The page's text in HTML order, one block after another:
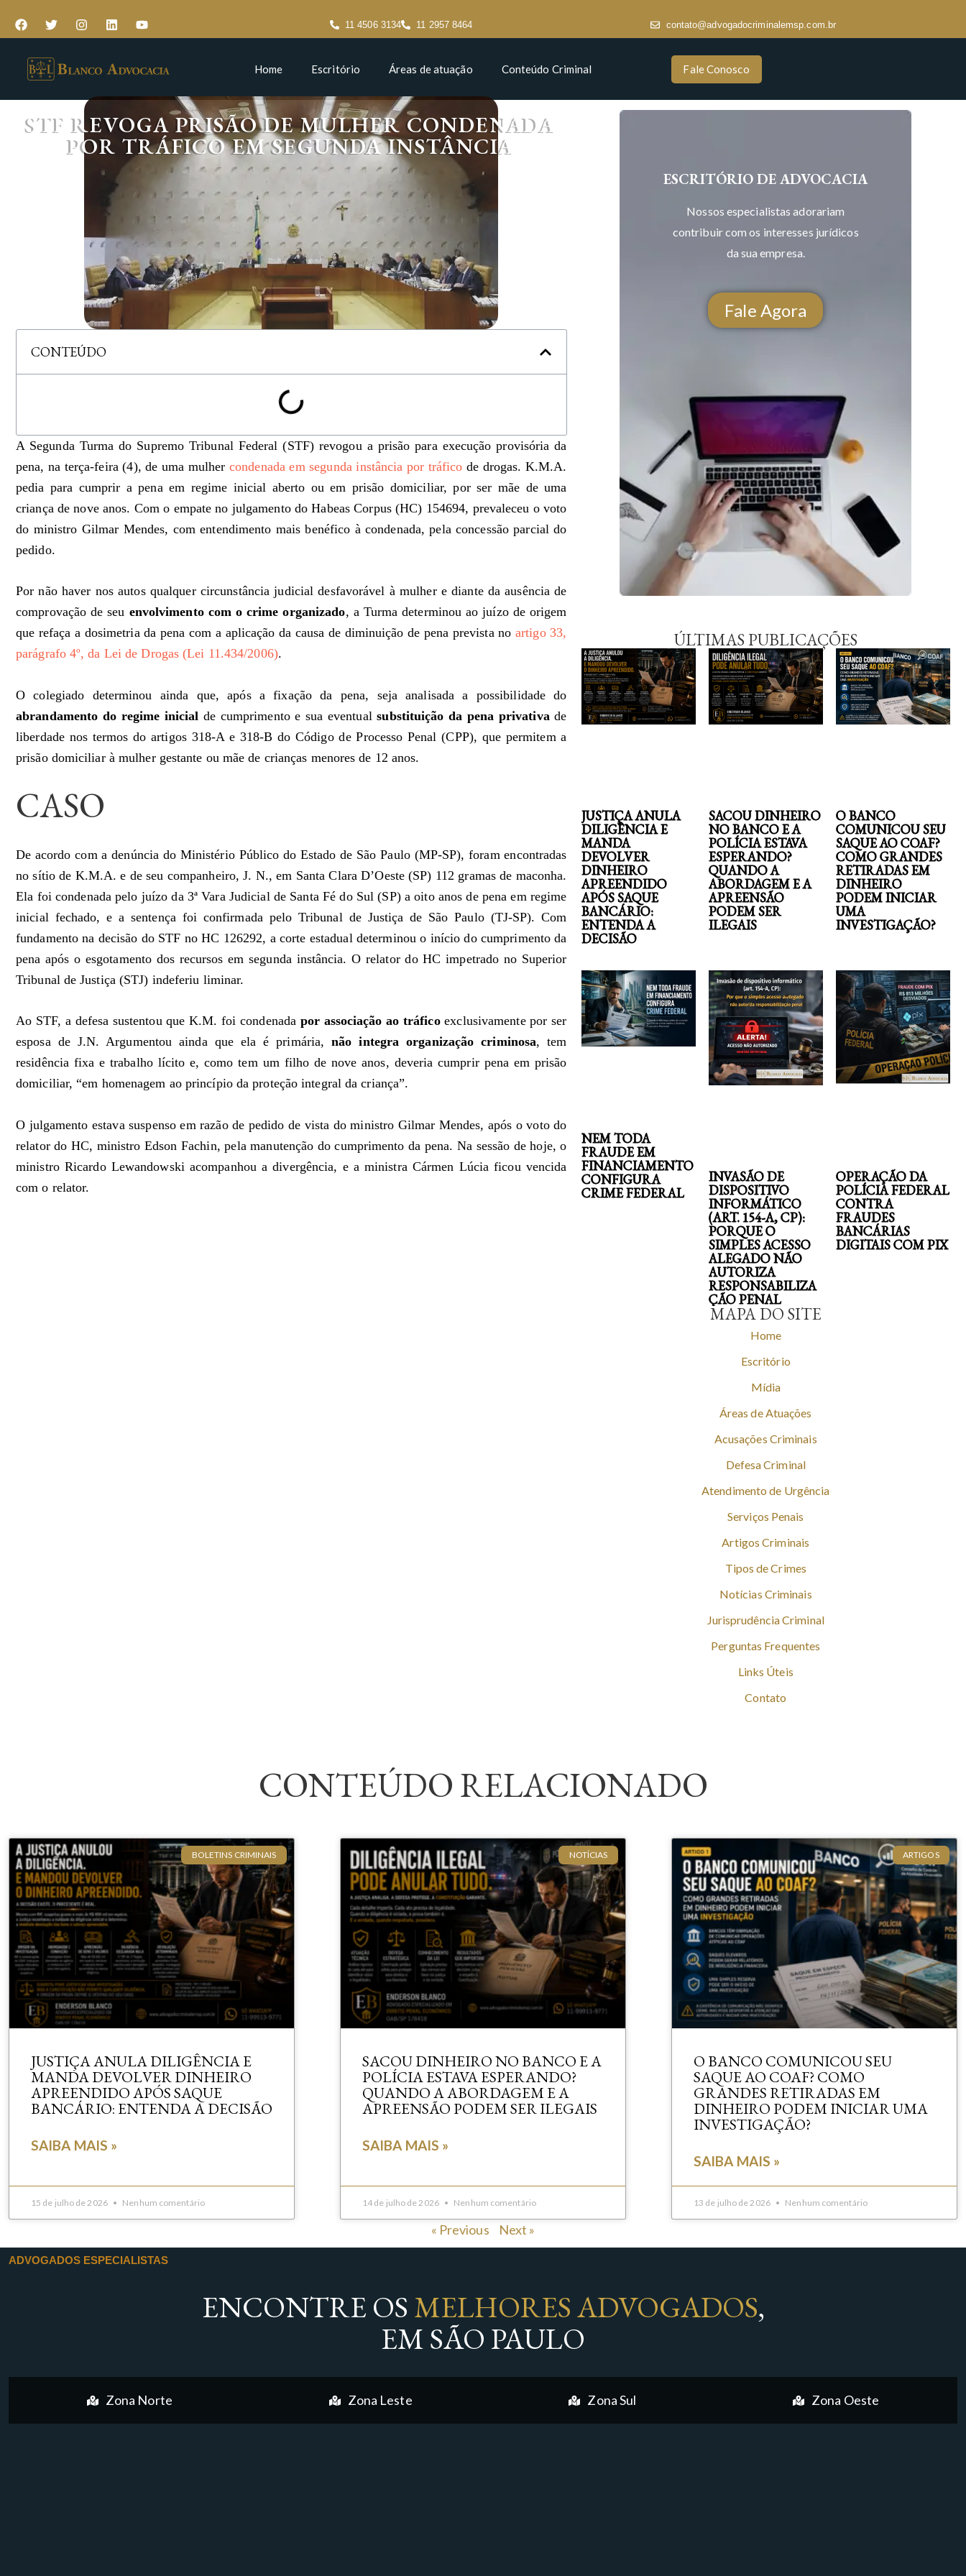
11 4506 3134 11 2957 8464 contato@advogadocriminalemsp.com.br
Home Escritório Áreas de atuação Conteúdo Criminal Fale Conosco
STF REVOGA PRISÃO DE MULHER CONDENADA
POR TRÁFICO EM SEGUNDA INSTÂNCIA
CONTEÚDO
A Segunda Turma do Supremo Tribunal Federal (STF) revogou a prisão para execução provisória da
pena, na terça-feira (4), de uma mulhercondenada em segunda instância por tráfico de drogas. K.M.A.
pedia para cumprir a pena em regime inicial aberto ou em prisão domiciliar, por ser mãe de uma
criança de nove anos. Com o empate no julgamento do Habeas Corpus (HC) 154694, prevaleceu o voto
do ministro Gilmar Mendes, com entendimento mais benéfico à condenada, pela concessão parcial do
pedido.
Por não haver nos autos qualquer circunstância judicial desfavorável à mulher e diante da ausência de
comprovação de seu envolvimento com o crime organizado, a Turma determinou ao juízo de origem
que refaça a dosimetria da pena com a aplicação da causa de diminuição de pena prevista noartigo 33,
parágrafo 4º, da Lei de Drogas (Lei 11.434/2006).
O colegiado determinou ainda que, após a fixação da pena, seja analisada a possibilidade do
abrandamento do regime inicial de cumprimento e sua eventualsubstituição da pena privativa de
liberdade nos termos do artigos 318-A e 318-B do Código de Processo Penal (CPP), que permitem a
prisão domiciliar à mulher gestante ou mãe de crianças menores de 12 anos.
CASO
De acordo com a denúncia do Ministério Público do Estado de São Paulo (MP-SP), foram encontradas
no sítio de K.M.A. e de seu companheiro, J. N., em Santa Clara D’Oeste (SP) 112 gramas de maconha.
Ela foi condenada pelo juízo da 3ª Vara Judicial de Santa Fé do Sul (SP) a oito anos de pena em regime
inicial fechado, e a sentença foi confirmada pelo Tribunal de Justiça de São Paulo (TJ-SP). Com
fundamento na decisão do STF no HC 126292, a corte estadual determinou o início do cumprimento da
pena após o esgotamento dos recursos em segunda instância. O relator do HC impetrado no Superior
Tribunal de Justiça (STJ) indeferiu liminar.
Ao STF, a defesa sustentou que K.M. foi condenada por associação ao tráficoexclusivamente por ser
esposa de J.N. Argumentou ainda que ela é primária,não integra organização criminosa, tem
residência fixa e trabalho lícito e, como tem um filho de nove anos, deveria cumprir pena em prisão
domiciliar, “em homenagem ao princípio da proteção integral da criança”.
O julgamento estava suspenso em razão de pedido de vista do ministro Gilmar Mendes, após o voto do
relator do HC, ministro Edson Fachin, pela manutenção do cumprimento da pena. Na sessão de hoje, o
ministro Ricardo Lewandowski acompanhou a divergência, e a ministra Cármen Lúcia ficou vencida
com o relator.
ESCRITÓRIO DE ADVOCACIA
Nossos especialistas adorariam
contribuir com os interesses jurídicos
da sua empresa.
ÚLTIMAS PUBLICAÇÕES
Fale Agora
JUSTIÇA ANULA
DILIGÊNCIA E
MANDA
DEVOLVER
DINHEIRO
APREENDIDO
APÓS SAQUE
BANCÁRIO:
ENTENDA A
DECISÃO
SACOU DINHEIRO
NO BANCO E A
POLÍCIA ESTAVA
ESPERANDO?
QUANDO A
ABORDAGEM E A
APREENSÃO
PODEM SER
ILEGAIS
O BANCO
COMUNICOU SEU
SAQUE AO COAF?
COMO GRANDES
RETIRADAS EM
DINHEIRO
PODEM INICIAR
UMA
INVESTIGAÇÃO?
NEM TODA
FRAUDE EM
FINANCIAMENTO
CONFIGURA
CRIME FEDERAL
INVASÃO DE
DISPOSITIVO
INFORMÁTICO
(ART. 154-A, CP):
PORQUE O
SIMPLES ACESSO
ALEGADO NÃO
AUTORIZA
RESPONSABILIZA
ÇÃO PENAL
OPERAÇÃO DA
POLÍCIA FEDERAL
CONTRA
FRAUDES
BANCÁRIAS
DIGITAIS COM PIX
MAPA DO SITE
Home
Escritório
Mídia
Áreas de Atuações
Acusações Criminais
Defesa Criminal
Atendimento de Urgência
Serviços Penais
Artigos Criminais
Tipos de Crimes
Notícias Criminais
Jurisprudência Criminal
Perguntas Frequentes
Links Úteis
Contato
CONTEÚDO RELACIONADO
BOLETINS CRIMINAIS
JUSTIÇA ANULA DILIGÊNCIA E
MANDA DEVOLVER DINHEIRO
APREENDIDO APÓS SAQUE
BANCÁRIO: ENTENDA A DECISÃO
SAIBA MAIS »
15 de julho de 2026 Nenhum comentário
NOTÍCIAS
SACOU DINHEIRO NO BANCO E A
POLÍCIA ESTAVA ESPERANDO?
QUANDO A ABORDAGEM E A
APREENSÃO PODEM SER ILEGAIS
SAIBA MAIS »
14 de julho de 2026 Nenhum comentário
ARTIGOS
O BANCO COMUNICOU SEU
SAQUE AO COAF? COMO
GRANDES RETIRADAS EM
DINHEIRO PODEM INICIAR UMA
INVESTIGAÇÃO?
SAIBA MAIS »
13 de julho de 2026 Nenhum comentário
« Previous Next »
ADVOGADOS ESPECIALISTAS
ENCONTRE OS MELHORES ADVOGADOS,
EM SÃO PAULO
Zona Norte Zona Leste Zona Sul Zona Oeste